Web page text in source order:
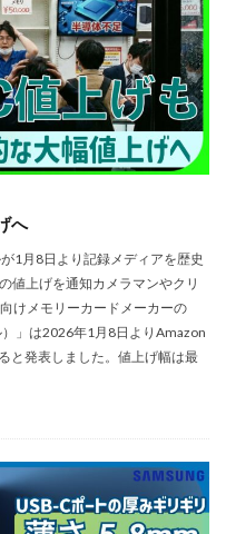
へ
1月8日より記録メディアを歴史
値上げを通知カメラマンやクリ
けメモリーカードメーカーの
）」は2026年1月8日よりAmazon
と発表しました。値上げ幅は最
Ⅲ
EOS R6 MarkⅢ
EOSR6M3
FE 400-800mm F6.3-8 G
F1.4 GM II
F6.3-8 G
FRB
ッジ
iMac
iOS 17.3.1
iOS 27
Max
iPhone 2024
iPhone 22026